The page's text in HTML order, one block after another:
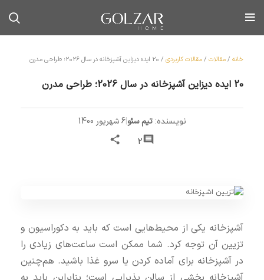
خانه /مقالات /مقالات کاربردی / 20 ایده دیزاین آشپزخانه در سال 2026؛ طراحی مدرن
20 ایده دیزاین آشپزخانه در سال 2026؛ طراحی مدرن
نویسنده: تیم سئو|6 شهریور 1400
2
آشپزخانه یکی از محیط‌هایی است که باید به دکوراسیون و
تزیین آن توجه کرد. شما ممکن است ساعت‌های زیادی را
در آشپزخانه برای آماده کردن یا سرو غذا باشید. هم‌چنین